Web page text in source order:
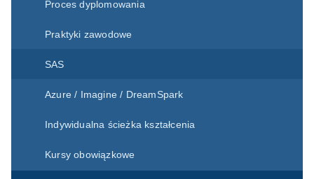
Proces dyplomowania
Praktyki zawodowe
SAS
Azure / Imagine / DreamSpark
Indywidualna ścieżka kształcenia
Kursy obowiązkowe